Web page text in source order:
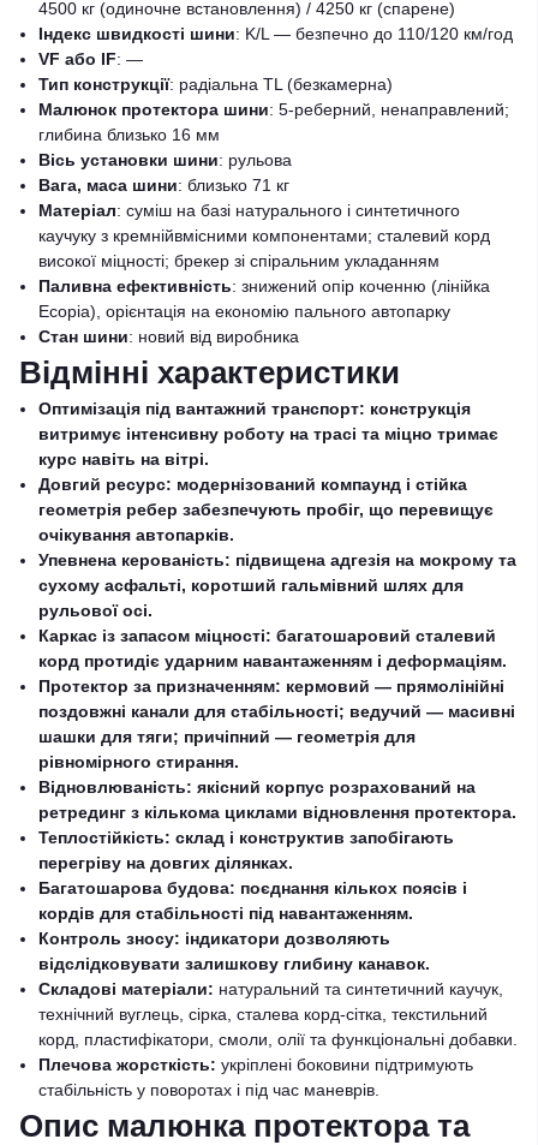
4500 кг (одиночне встановлення) / 4250 кг (спарене)
Індекс швидкості шини: K/L — безпечно до 110/120 км/год
VF або IF: —
Тип конструкції: радіальна TL (безкамерна)
Малюнок протектора шини: 5-реберний, ненаправлений;
глибина близько 16 мм
Вісь установки шини: рульова
Вага, маса шини: близько 71 кг
Матеріал: суміш на базі натурального і синтетичного
каучуку з кремнійвмісними компонентами; сталевий корд
високої міцності; брекер зі спіральним укладанням
Паливна ефективність: знижений опір коченню (лінійка
Ecopia), орієнтація на економію пального автопарку
Стан шини: новий від виробника
Відмінні характеристики
Оптимізація під вантажний транспорт: конструкція
витримує інтенсивну роботу на трасі та міцно тримає
курс навіть на вітрі.
Довгий ресурс: модернізований компаунд і стійка
геометрія ребер забезпечують пробіг, що перевищує
очікування автопарків.
Упевнена керованість: підвищена адгезія на мокрому та
сухому асфальті, коротший гальмівний шлях для
рульової осі.
Каркас із запасом міцності: багатошаровий сталевий
корд протидіє ударним навантаженням і деформаціям.
Протектор за призначенням: кермовий — прямолінійні
поздовжні канали для стабільності; ведучий — масивні
шашки для тяги; причіпний — геометрія для
рівномірного стирання.
Відновлюваність: якісний корпус розрахований на
ретрединг з кількома циклами відновлення протектора.
Теплостійкість: склад і конструктив запобігають
перегріву на довгих ділянках.
Багатошарова будова: поєднання кількох поясів і
кордів для стабільності під навантаженням.
Контроль зносу: індикатори дозволяють
відслідковувати залишкову глибину канавок.
Складові матеріали: натуральний та синтетичний каучук,
технічний вуглець, сірка, сталева корд-сітка, текстильний
корд, пластифікатори, смоли, олії та функціональні добавки.
Плечова жорсткість: укріплені боковини підтримують
стабільність у поворотах і під час маневрів.
Опис малюнка протектора та